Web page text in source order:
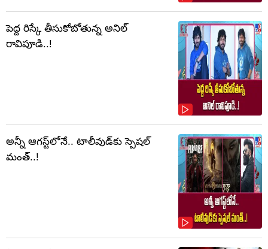
పెద్ద రిస్కే తీసుకోబోతున్న అనిల్
రావిపూడి..!
అన్నీ ఆగస్ట్‌లోనే.. టాలీవుడ్‌కు స్పెషల్
మంత్..!